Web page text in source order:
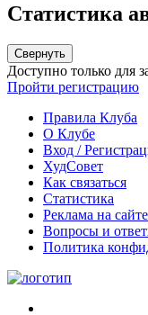
Статистика
Свернуть
Доступно только для
Пройти регистрацию
Правила Клуба
О Клубе
Вход /
ХудСовет
Как связаться
Статистика
Реклама на сайте
Вопросы и
Политика